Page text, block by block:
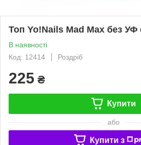
Топ Yo!Nails Mad Max без УФ
В наявності
Код: 12414
Роздріб
225 ₴
Купити
або
Купити з